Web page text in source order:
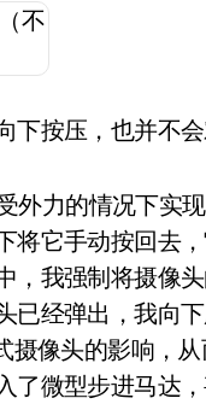
下按压，也并不
力的情况下实
将它手动按回去
，我强制将摄像
已经弹出，我向
摄像头的影响，
了微型步进马达